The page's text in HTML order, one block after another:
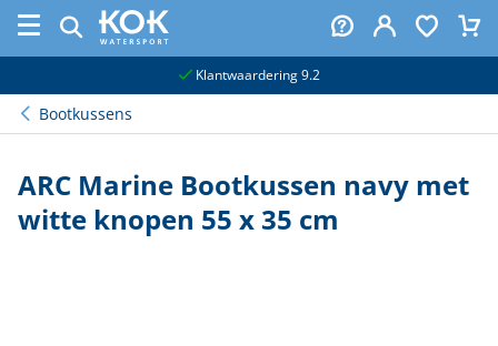
Klantwaardering 9.2
Bootkussens
ARC Marine Bootkussen navy met
witte knopen 55 x 35 cm